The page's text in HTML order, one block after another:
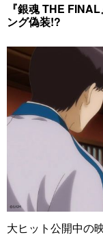
『銀魂 THE
ング偽装!?
大ヒット公開中の